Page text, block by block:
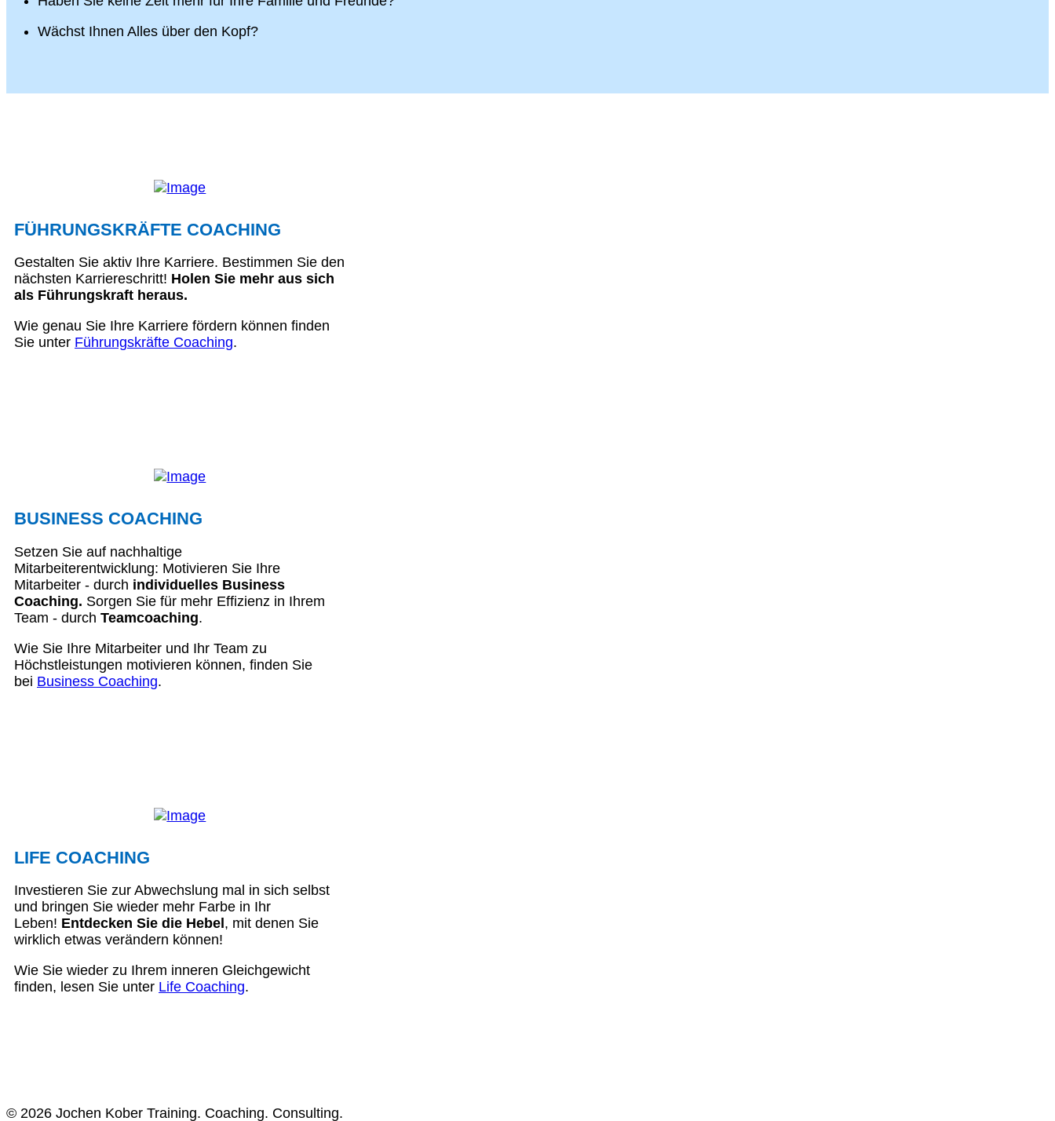
Wächst Ihnen Alles über den Kopf?
FÜHRUNGSKRÄFTE COACHING
Gestalten Sie aktiv Ihre Karriere. Bestimmen Sie den
nächsten Karriereschritt! Holen Sie mehr aus sich
als Führungskraft heraus.
Wie genau Sie Ihre Karriere fördern können finden
Sie unter Führungskräfte Coaching.
BUSINESS COACHING
Setzen Sie auf nachhaltige
Mitarbeiterentwicklung: Motivieren Sie Ihre
Mitarbeiter - durch individuelles Business
Coaching. Sorgen Sie für mehr Effizienz in Ihrem
Team - durch Teamcoaching.
Wie Sie Ihre Mitarbeiter und Ihr Team zu
Höchstleistungen motivieren können, finden Sie
bei Business Coaching.
LIFE COACHING
Investieren Sie zur Abwechslung mal in sich selbst
und bringen Sie wieder mehr Farbe in Ihr
Leben! Entdecken Sie die Hebel, mit denen Sie
wirklich etwas verändern können!
Wie Sie wieder zu Ihrem inneren Gleichgewicht
finden, lesen Sie unter Life Coaching.
© 2026 Jochen Kober Training. Coaching. Consulting.